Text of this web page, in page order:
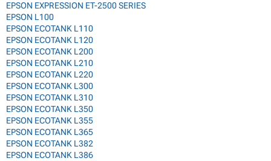
EPSON EXPRESSION ET-2500 SERIES
EPSON L100
EPSON ECOTANK L110
EPSON ECOTANK L120
EPSON ECOTANK L200
EPSON ECOTANK L210
EPSON ECOTANK L220
EPSON ECOTANK L300
EPSON ECOTANK L310
EPSON ECOTANK L350
EPSON ECOTANK L355
EPSON ECOTANK L365
EPSON ECOTANK L382
EPSON ECOTANK L386